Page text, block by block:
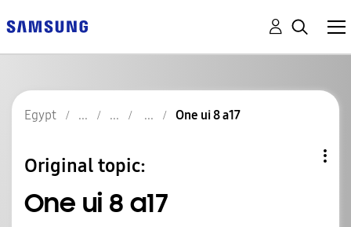
Egypt One ui 8 a17
Original topic:
One ui 8 a17